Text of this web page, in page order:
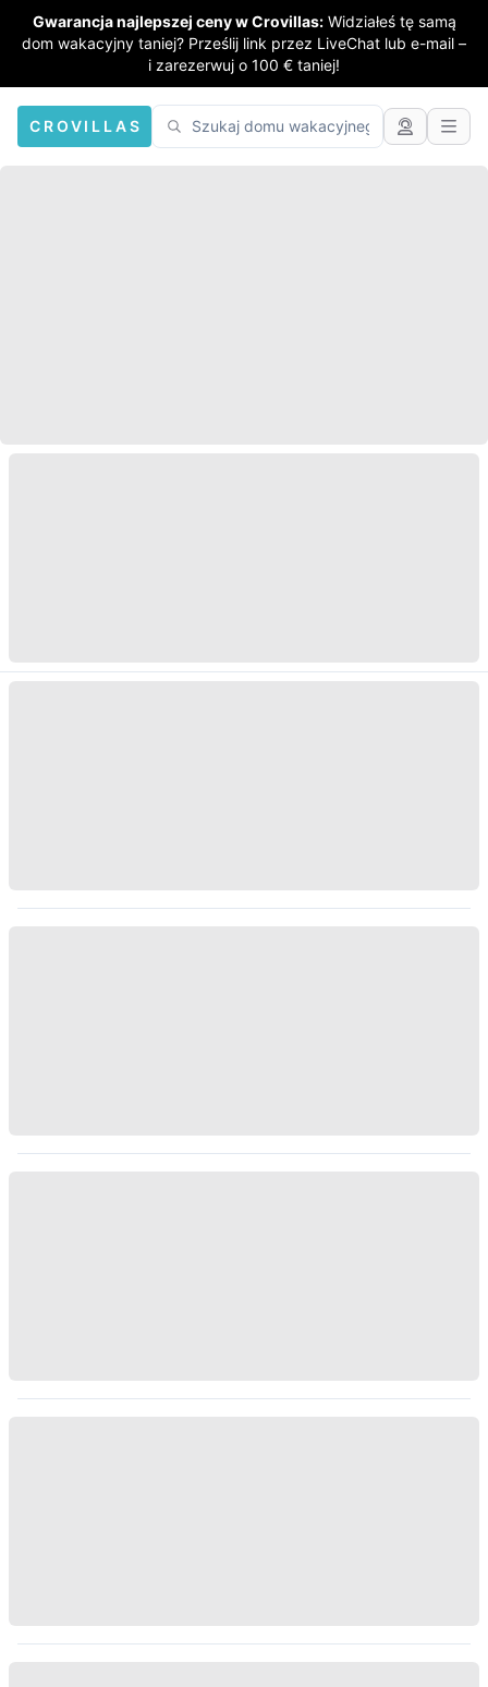
Gwarancja najlepszej ceny w Crovillas: Widziałeś tę samą
dom wakacyjny taniej? Prześlij link przez LiveChat lub e-mail –
i zarezerwuj o 100 € taniej!
CROVILLAS